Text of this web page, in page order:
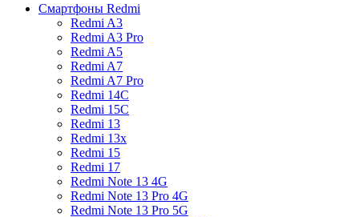
Смартфоны Redmi
Redmi A3
Redmi A3 Pro
Redmi A5
Redmi A7
Redmi A7 Pro
Redmi 14C
Redmi 15C
Redmi 13
Redmi 13x
Redmi 15
Redmi 17
Redmi Note 13 4G
Redmi Note 13 Pro 4G
Redmi Note 13 Pro 5G